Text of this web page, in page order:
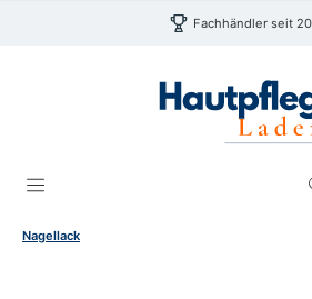
Zum Hauptinhalt springen Fachhändler seit
Nagellack